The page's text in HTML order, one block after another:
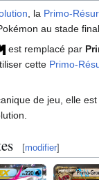
, la Primo-
au stade
est remplacé par
cette Primo-
de jeu, elle
[modifier]